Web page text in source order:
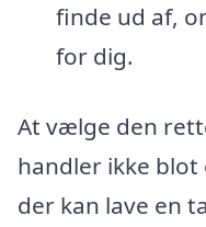
finde ud af,
for dig.
At vælge den
handler ikke
der kan lave en